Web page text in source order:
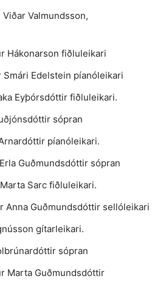
Valmundsson,
Hákonarson fiðluleikari
Edelstein píanóleikari
Eyþórsdóttir fiðluleikari.
sópran
píanóleikari.
Guðmundsdóttir sópran
Sarc fiðluleikari.
Anna Guðmundsdóttir sellóleikari
gítarleikari.
sópran
Marta Guðmundsdóttir